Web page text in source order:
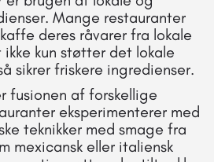
Mange restauranter
deres råvarer fra lokale
kun støtter det lokale
sikrer friskere ingredienser.
fusionen af forskellige
eksperimenterer med
teknikker med smage fra
mexicansk eller italiensk